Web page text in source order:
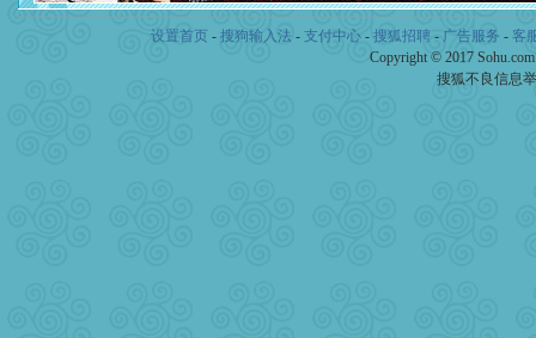
颜！冬去春来似水如烟，
道一声平安！新年吉祥万事
[春节]传说薰衣草有四片叶
片叶子是希望，第三片叶
设置首页 - 搜狗输入法 - 支付中心- 搜狐招聘- 广告服务 - 客
Copyright © 2017
搜狐不良信息